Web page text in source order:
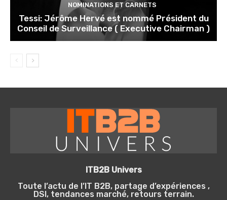
NOMINATIONS ET CARNETS
Tessi: Jérôme Hervé est nommé Président du
Conseil de Surveillance ( Executive Chairman )
ITB2B Univers
Toute l’actu de l’IT B2B, partage d’expériences ,
DSI, tendances marché, retours terrain.